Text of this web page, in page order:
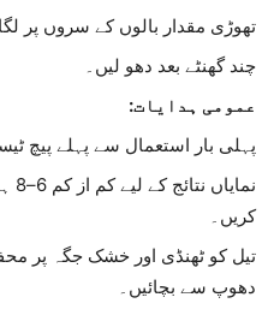
تھوڑی مقدار بالوں کے سروں پر
چند گھنٹے بعد دھو لیں۔
عمومی ہدایات:
پہلی بار استعمال سے پہلے پیچ
کریں۔
تیل کو ٹھنڈی اور خشک جگہ پر
دھوپ سے بچائیں۔